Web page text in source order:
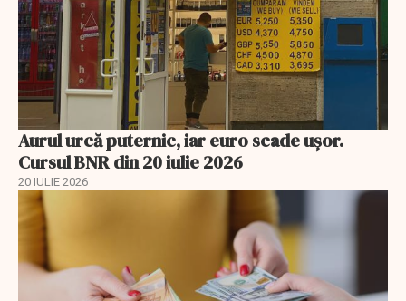
Aurul urcă puternic, iar euro scade ușor.
Cursul BNR din 20 iulie 2026
20 IULIE 2026